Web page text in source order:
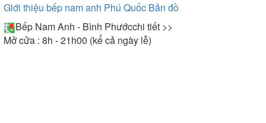
Giới thiệu bếp nam anh Phú Quốc Bản đồ
Bếp Nam Anh - Bình Phướcchi tiết >>
Mở cửa : 8h - 21h00 (kể cả ngày lễ)